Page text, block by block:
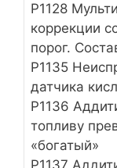
Р1128
коррекции
порог.
Р1135
датчика
Р1136
топливу
«богатый»
Р1137